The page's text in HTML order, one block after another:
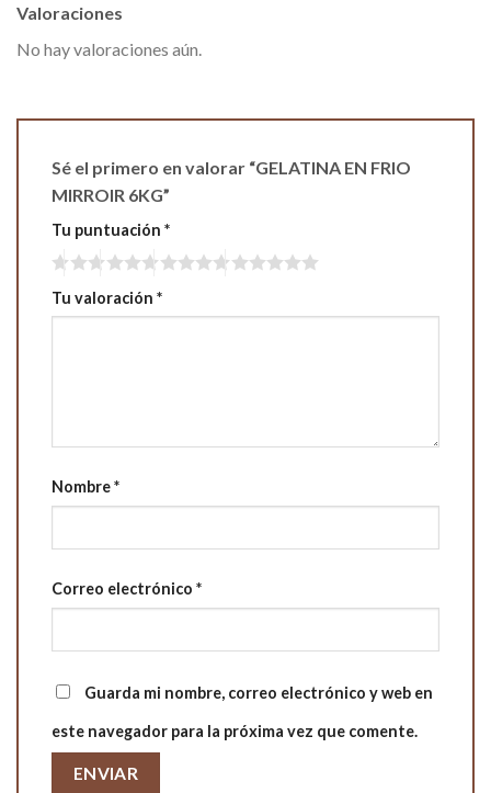
Valoraciones
No hay valoraciones aún.
Sé el primero en valorar “GELATINA EN FRIO
MIRROIR 6KG”
Tu puntuación *
Tu valoración *
Nombre*
Correo electrónico *
Guarda mi nombre, correo electrónico y web en
este navegador para la próxima vez que comente.